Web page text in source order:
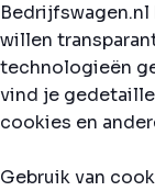
Bedrijfswagen.nl
willen
technologieën
vind je
cookies en
Gebruik van